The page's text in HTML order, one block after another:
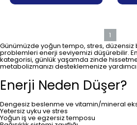
1
Günümüzde yoğun tempo, stres, düzensiz
problemleri enerji seviyemizi düşürebilir.
kategorisi, günlük yaşamda zinde
metabolizmanızı desteklemenize
Enerji Neden Düşer?
Dengesiz beslenme ve vitamin/mineral
Yetersiz uyku ve stres
Yoğun iş ve egzersiz temposu